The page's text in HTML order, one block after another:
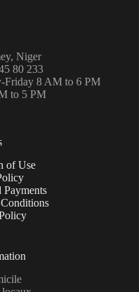
Niger
80 233
Friday 8 AM to 6 PM
to 5 PM
of Use
Payments